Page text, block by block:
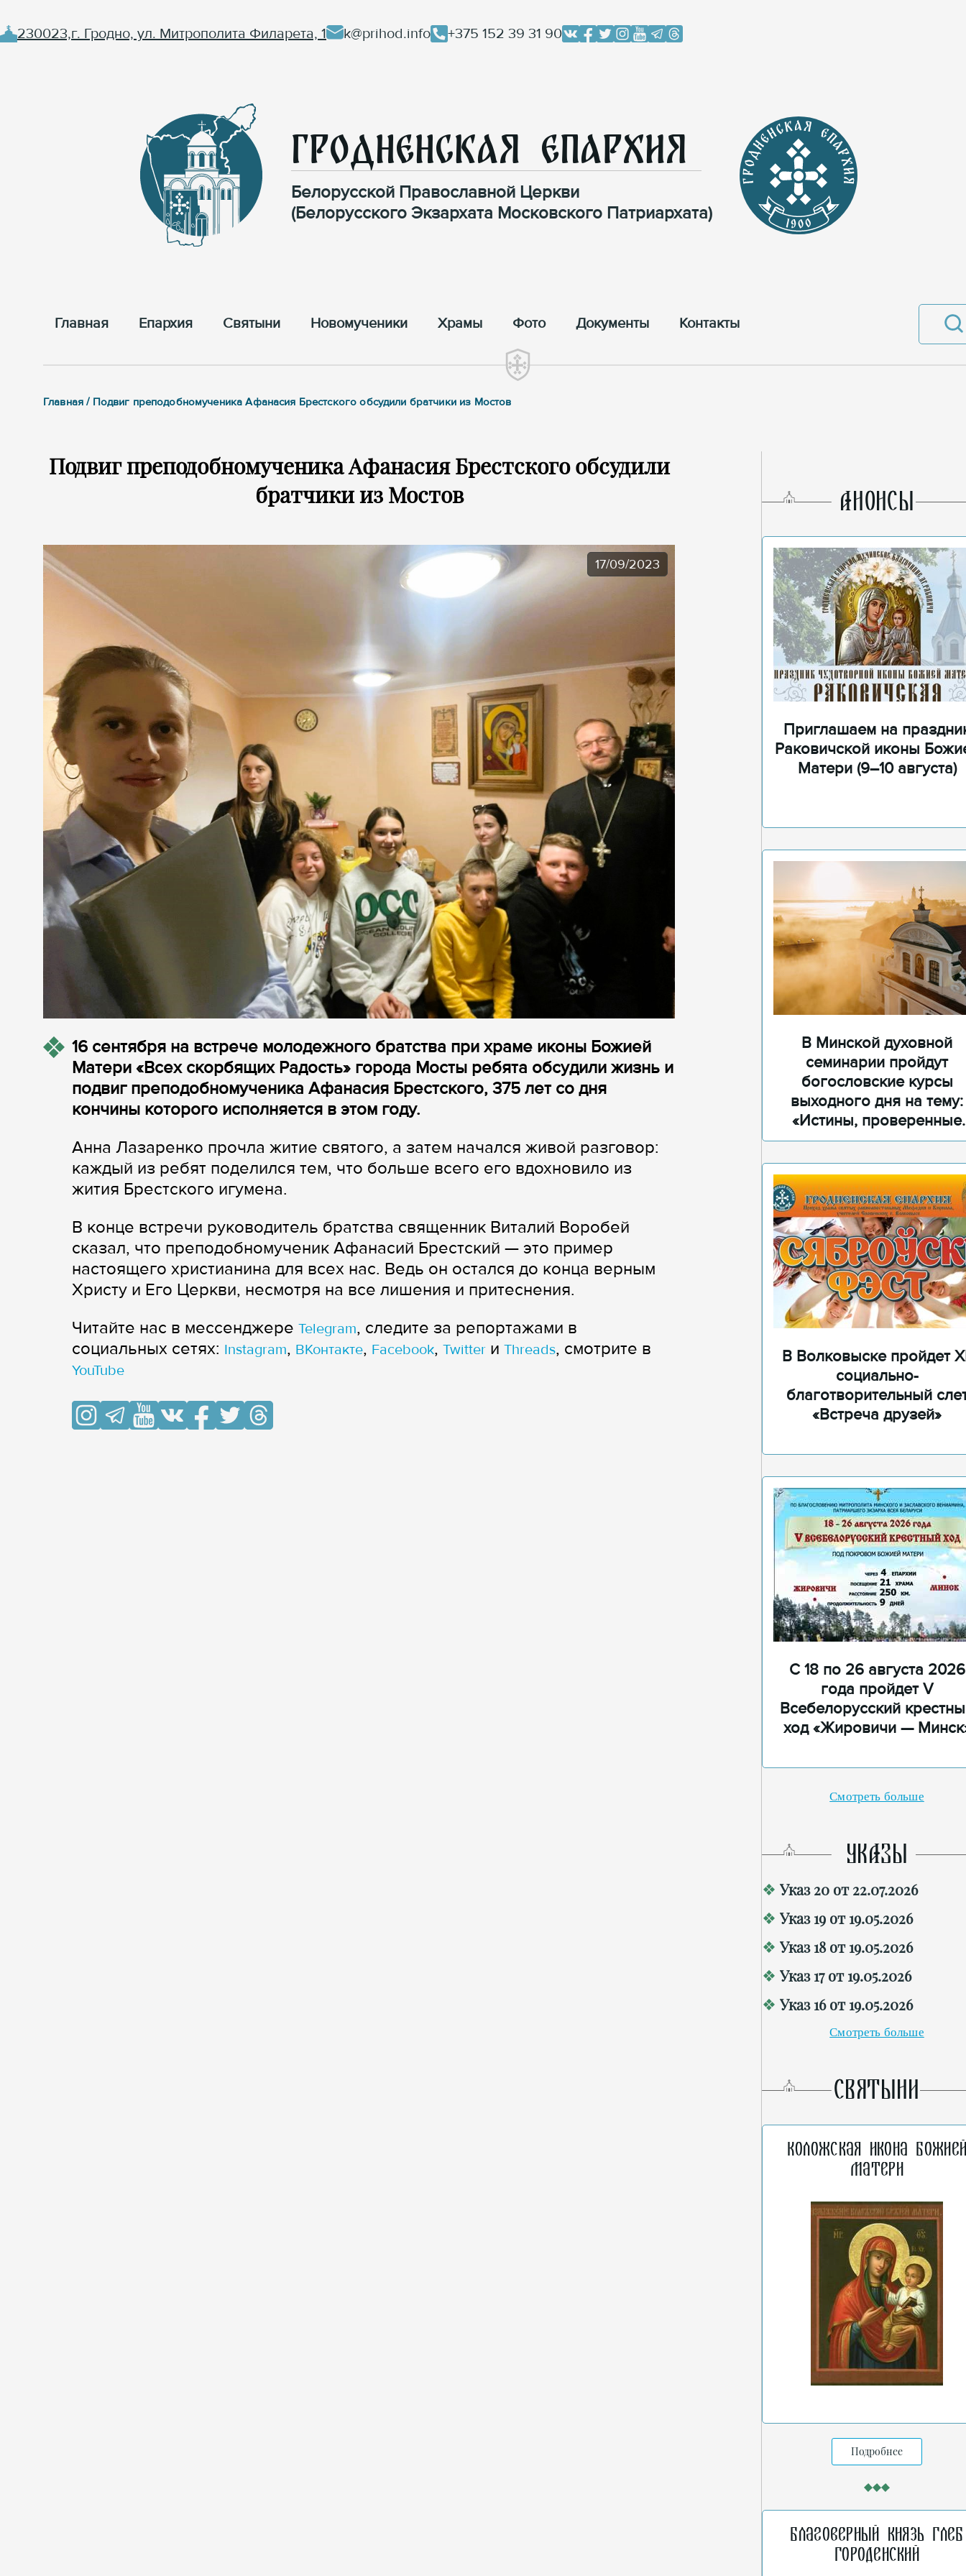
230023,г. Гродно, ул. Митрополита Филарета, 1 k@prihod.info +375 152 39 31 90
Гродненская Епархия
Белорусской Православной Церкви
(Белорусского Экзархата Московского Патриархата)
Главная Епархия Cвятыни Новомученики Храмы Фото Документы Контакты
Главная / Подвиг преподобномученика Афанасия Брестского обсудили братчики из Мостов
Подвиг преподобномученика Афанасия Брестского обсудили
братчики из Мостов
17/09/2023
16 сентября на встрече молодежного братства при храме иконы Божией
Матери «Всех скорбящих Радость» города Мосты ребята обсудили жизнь и
подвиг преподобномученика Афанасия Брестского, 375 лет со дня
кончины которого исполняется в этом году.
Анна Лазаренко прочла житие святого, а затем начался живой разговор:
каждый из ребят поделился тем, что больше всего его вдохновило из
жития Брестского игумена.
В конце встречи руководитель братства священник Виталий Воробей
сказал, что преподобномученик Афанасий Брестский — это пример
настоящего христианина для всех нас. Ведь он остался до конца верным
Христу и Его Церкви, несмотря на все лишения и притеснения.
Читайте нас в мессенджере Telegram, следите за репортажами в
cоциальных сетях: Instagram, ВКонтакте, Facebook, Twitter и Threads, смотрите в
YouTube
AНОНСЫ
Приглашаем на
Раковичской иконы
Матери (9–10 августа)
В Минской духовной
семинарии пройдут
богословские курсы
выходного дня на тему:
«Истины, проверенные
временем»
В Волковыске пройдет
социально-
благотворительный
«Встреча друзей»
С 18 по 26 августа 2026
года пройдет V
Всебелорусский
ход «Жировичи —
Смотреть больше
УКАЗЫ
Указ 20 от 22.07.2026
Указ 19 от 19.05.2026
Указ 18 от 19.05.2026
Указ 17 от 19.05.2026
Указ 16 от 19.05.2026
Смотреть больше
СВЯТЫНИ
Коложская икона
Матери
Подробнее
Благоверный князь Глеб
Городенский